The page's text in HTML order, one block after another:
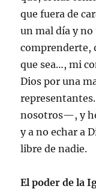
que fuera de
un mal día y
comprenderte,
que sea…, mi
Dios por una
nosotros—, y
y a no echar a
libre de nadie.
El poder de la